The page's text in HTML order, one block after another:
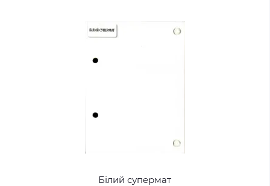
Білий супермат